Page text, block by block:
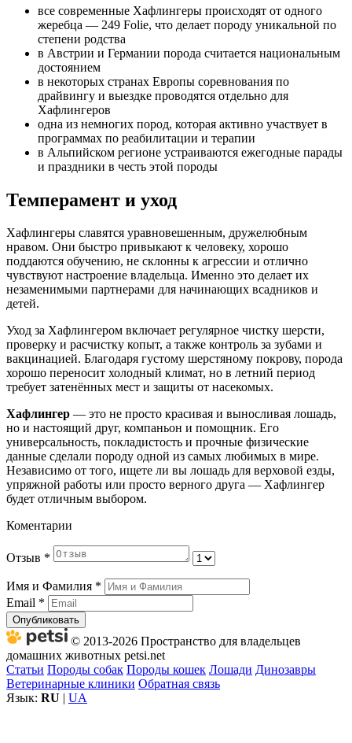
все современные Хафлингеры происходят от одного
жеребца — 249 Folie, что делает породу уникальной по
степени родства
в Австрии и Германии порода считается национальным
достоянием
в некоторых странах Европы соревнования по
драйвингу и выездке проводятся отдельно для
Хафлингеров
одна из немногих пород, которая активно участвует в
программах по реабилитации и терапии
в Альпийском регионе устраиваются ежегодные парады
и праздники в честь этой породы
Темперамент и уход
Хафлингеры славятся уравновешенным, дружелюбным
нравом. Они быстро привыкают к человеку, хорошо
поддаются обучению, не склонны к агрессии и отлично
чувствуют настроение владельца. Именно это делает их
незаменимыми партнерами для начинающих всадников и
детей.
Уход за Хафлингером включает регулярное чистку шерсти,
проверку и расчистку копыт, а также контроль за зубами и
вакцинацией. Благодаря густому шерстяному покрову, порода
хорошо переносит холодный климат, но в летний период
требует затенённых мест и защиты от насекомых.
Хафлингер — это не просто красивая и выносливая лошадь,
но и настоящий друг, компаньон и помощник. Его
универсальность, покладистость и прочные физические
данные сделали породу одной из самых любимых в мире.
Независимо от того, ищете ли вы лошадь для верховой езды,
упряжной работы или просто верного друга — Хафлингер
будет отличным выбором.
Коментарии
Отзыв *
Имя и Фамилия *
Email *
Опубликовать
© 2013-2026 Пространство для владельцев
домашних животных petsi.net
Статьи Породы собак Породы кошек Лошади Динозавры
Ветеринарные клиники Обратная связь
Язык: RU UA